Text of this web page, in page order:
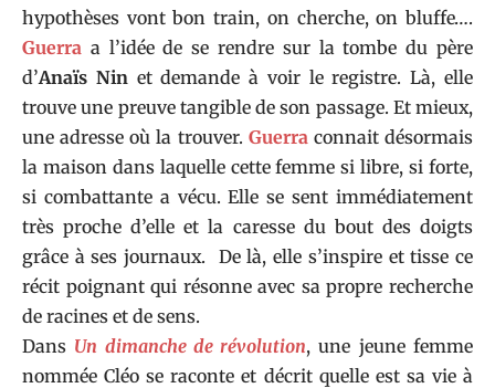
hypothèses vont bon train, on cherche, on bluffe….
Guerra a l’idée de se rendre sur la tombe du père
d’Anaïs Nin et demande à voir le registre. Là, elle
trouve une preuve tangible de son passage. Et mieux,
une adresse où la trouver. Guerra connait désormais
la maison dans laquelle cette femme si libre, si forte,
si combattante a vécu. Elle se sent immédiatement
très proche d’elle et la caresse du bout des doigts
grâce à ses journaux. De là, elle s’inspire et tisse ce
récit poignant qui résonne avec sa propre recherche
de racines et de sens.
Dans Un dimanche de révolution, une jeune femme
nommée Cléo se raconte et décrit quelle est sa vie à